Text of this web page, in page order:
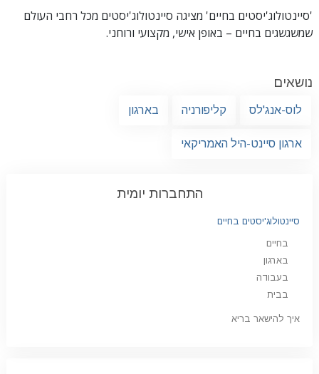
'סיינטולוג'יסטים בחיים' מציגה סיינטולוג'יסטים מכל רחבי העולם
שמשגשגים בחיים – באופן אישי, מקצועי ורוחני.
נושאים
לוס-אנג'לס קליפורניה בארגון
ארגון סיינט-היל האמריקאי
התחברות יומית
סיינטולוג'יסטים בחיים
בחיים
בארגון
בעבודה
בבית
איך להישאר בריא